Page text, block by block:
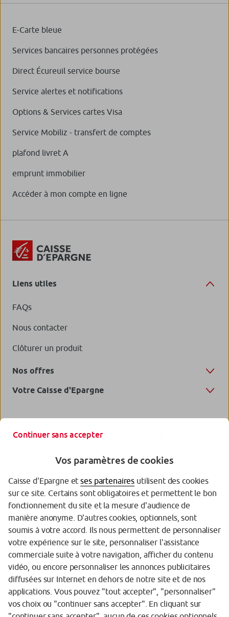
E-Carte bleue
Services bancaires personnes protégées
Direct Écureuil service bourse
Service alertes et notifications
Options & Services cartes Visa
Service Mobiliz - transfert de comptes
plafond livret A
emprunt immobilier
Accéder à mon compte en ligne
Liens utiles
FAQs
Nous contacter
Clôturer un produit
Nos offres
Votre Caisse d'Epargne
Garantie des Dépôts
Protection de vos données personnelles
Politique cookies
Sécurité
Tarifs
Continuer sans accepter
Vos paramètres de cookies
Caisse d'Epargne etses partenaires utilisent des cookies
sur ce site. Certains sont obligatoires et permettent le bon
fonctionnement du site et la mesure d'audience de
manière anonyme. D'autres cookies, optionnels, sont
soumis à votre accord. Ils nous permettent de personnaliser
votre expérience sur le site, personnaliser l'assistance
commerciale suite à votre navigation, afficher du contenu
vidéo, ou encore personnaliser les annonces publicitaires
diffusées sur Internet en dehors de notre site et de nos
applications. Vous pouvez "tout accepter", "personnaliser"
vos choix ou "continuer sans accepter". En cliquant sur